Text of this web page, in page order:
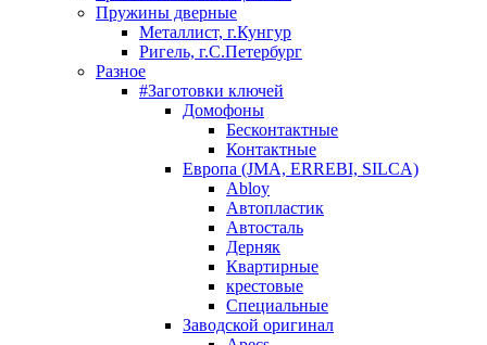
Пружины дверные
Металлист, г.Кунгур
Ригель, г.С.Петербург
Разное
#Заготовки ключей
Домофоны
Бесконтактные
Контактные
Европа (JMA, ERREBI, SILCA)
Abloy
Автопластик
Автосталь
Дерняк
Квартирные
крестовые
Специальные
Заводской оригинал